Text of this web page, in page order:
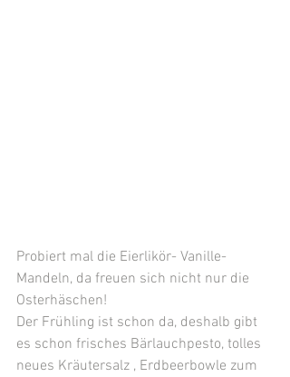
Probiert mal die Eierlikör- Vanille-
Mandeln, da freuen sich nicht nur die
Osterhäschen!
Der Frühling ist schon da, deshalb gibt
es schon frisches Bärlauchpesto, tolles
neues Kräutersalz , Erdbeerbowle zum